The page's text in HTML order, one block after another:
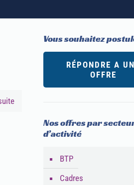
Vous souhaitez
RÉPONDRE A
OFFRE
Nos offres par
d’activité
BTP
Cadres